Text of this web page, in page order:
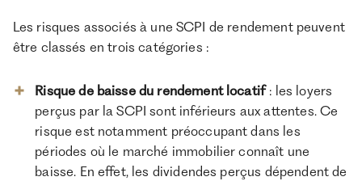
Les risques associés à une SCPI de rendement peuvent
être classés en trois catégories :
Risque de baisse du rendement locatif: les loyers
perçus par la SCPI sont inférieurs aux attentes. Ce
risque est notamment préoccupant dans les
périodes où le marché immobilier connaît une
baisse. En effet, les dividendes perçus dépendent de